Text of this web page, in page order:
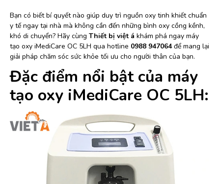
Bạn có biết bí quyết nào giúp duy trì nguồn oxy tinh khiết chuẩn
y tế ngay tại nhà mà không cần đến những bình oxy cồng kềnh,
khó di chuyển? Hãy cùng Thiết bị việt á khám phá ngay máy
tạo oxy iMediCare OC 5LH qua hotline 0988 947064để mang lại
giải pháp chăm sóc sức khỏe tối ưu cho người thân của bạn.
Đặc điểm nổi bật của máy
tạo oxy iMediCare OC 5LH: